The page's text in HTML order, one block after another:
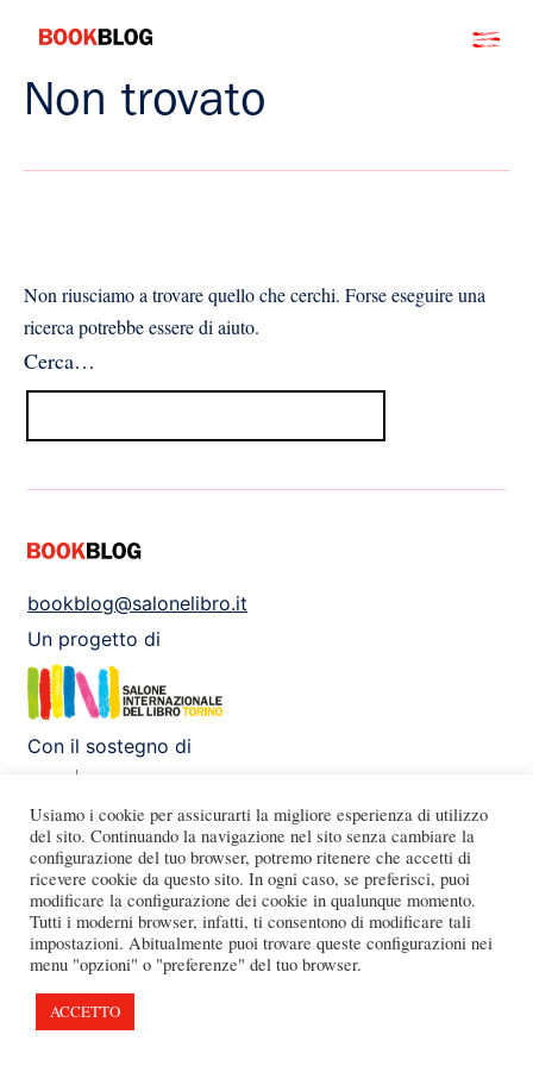
contenuto
Bookblog
Non trovato
Non riusciamo a trovare quello che cerchi. Forse eseguire una
ricerca potrebbe essere di aiuto.
Cerca…
bookblog@salonelibro.it
Un progetto di
Con il sostegno di
FacebookInstagram
X Youtube
Usiamo i cookie per assicurarti la migliore esperienza di utilizzo
del sito. Continuando la navigazione nel sito senza cambiare la
configurazione del tuo browser, potremo ritenere che accetti di
ricevere cookie da questo sito. In ogni caso, se preferisci, puoi
modificare la configurazione dei cookie in qualunque momento.
Tutti i moderni browser, infatti, ti consentono di modificare tali
impostazioni. Abitualmente puoi trovare queste configurazioni nei
menu "opzioni" o "preferenze" del tuo browser.
ACCETTO